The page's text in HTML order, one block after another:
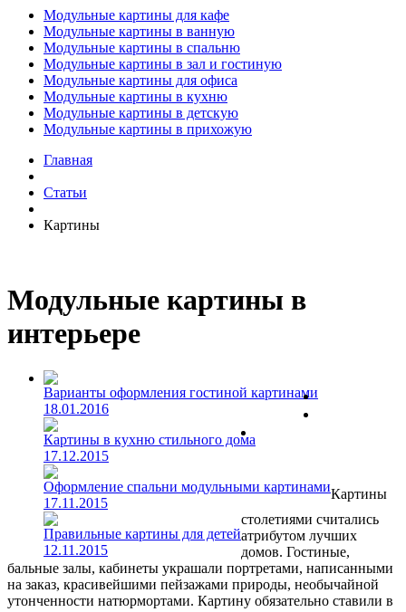
Модульные картины для кафе
Модульные картины в ванную
Модульные картины в спальню
Модульные картины в зал и гостиную
Модульные картины для офиса
Модульные картины в кухню
Модульные картины в детскую
Модульные картины в прихожую
Главная
Статьи
Картины
Модульные картины в
интерьере
Варианты оформления гостиной картинами
18.01.2016
Картины в кухню стильного дома
17.12.2015
Оформление спальни модульными картинами
17.11.2015
Правильные картины для детей
12.11.2015
Картины
столетиями считались
атрибутом лучших
домов. Гостиные,
бальные залы, кабинеты украшали портретами, написанными
на заказ, красивейшими пейзажами природы, необычайной
утонченности натюрмортами. Картину обязательно ставили в